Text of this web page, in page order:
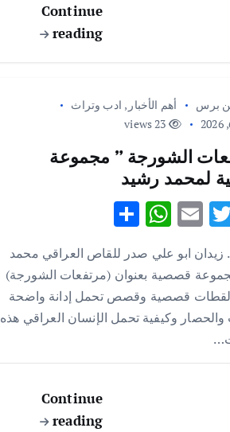
Continue
reading
برس أهم الأخبار , ادب وتراث
الشورجة ” مجموعة
لمحمد رشيد
T
w
it
te
r
E
m
ai
l
W
at
s
A
p
S
h
ar
e
. زيدان ابو علي صدر للقاص العراقي محمد
قصصية بعنوان (مرتفعات الشورجة)
قصصية وقصص تحمل إدانة واضحة
وكيفية تحمل الإنسان العراقي هذه
Continue
reading